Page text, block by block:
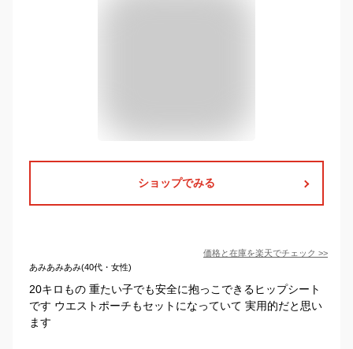
ショップでみる
価格と在庫を楽天でチェック >>
あみあみあみ(40代・女性)
20キロもの 重たい子でも安全に抱っこできるヒップシート
です ウエストポーチもセットになっていて 実用的だと思い
ます